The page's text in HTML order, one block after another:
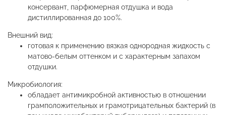
консервант, парфюмерная отдушка и вода
дистиллированная до 100%.
Внешний вид:
готовая к применению вязкая однородная жидкость с
матово-белым оттенком и с характерным запахом
отдушки.
Микробиология:
обладает антимикробной активностью в отношении
грамположительных и грамотрицательных бактерий (в